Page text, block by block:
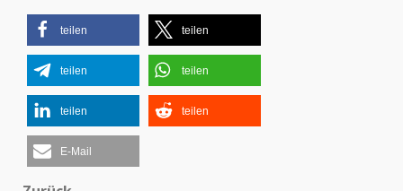
teilen teilen
teilen teilen
teilen teilen
E-Mail